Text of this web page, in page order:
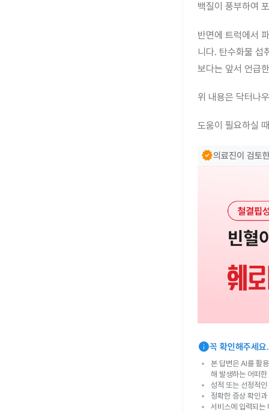
백질이 풍부하여
반면에 트럭에서
니다. 탄수화물 섭
보다는 앞서 언급
위 내용은 닥터나
도움이 필요하실
verified의료진이 검토
info꼭 확인해주세요.
본 답변은 AI를 활
해 발생하는 어떠
성적 또는 선정적
정확한 증상 확인
서비스에 입력되